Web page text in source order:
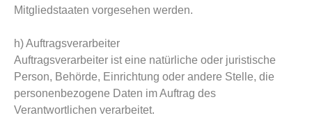
Mitgliedstaaten vorgesehen werden.
h) Auftragsverarbeiter
Auftragsverarbeiter ist eine natürliche oder juristische
Person, Behörde, Einrichtung oder andere Stelle, die
personenbezogene Daten im Auftrag des
Verantwortlichen verarbeitet.